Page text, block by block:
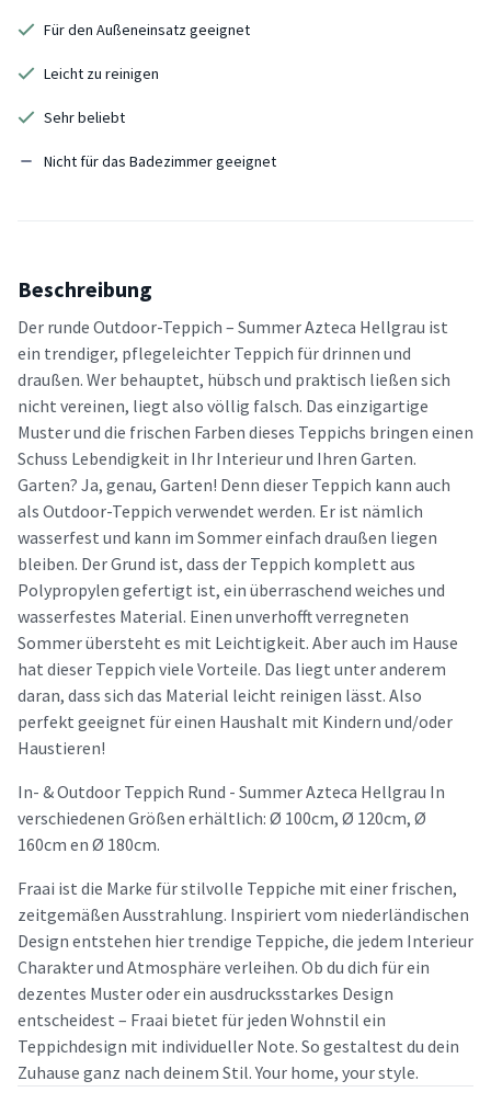
Für den Außeneinsatz geeignet
Leicht zu reinigen
Sehr beliebt
Nicht für das Badezimmer geeignet
Beschreibung
Der runde Outdoor-Teppich – Summer Azteca Hellgrau ist
ein trendiger, pflegeleichter Teppich für drinnen und
draußen. Wer behauptet, hübsch und praktisch ließen sich
nicht vereinen, liegt also völlig falsch. Das einzigartige
Muster und die frischen Farben dieses Teppichs bringen einen
Schuss Lebendigkeit in Ihr Interieur und Ihren Garten.
Garten? Ja, genau, Garten! Denn dieser Teppich kann auch
als Outdoor-Teppich verwendet werden. Er ist nämlich
wasserfest und kann im Sommer einfach draußen liegen
bleiben. Der Grund ist, dass der Teppich komplett aus
Polypropylen gefertigt ist, ein überraschend weiches und
wasserfestes Material. Einen unverhofft verregneten
Sommer übersteht es mit Leichtigkeit. Aber auch im Hause
hat dieser Teppich viele Vorteile. Das liegt unter anderem
daran, dass sich das Material leicht reinigen lässt. Also
perfekt geeignet für einen Haushalt mit Kindern und/oder
Haustieren!
In- & Outdoor Teppich Rund - Summer Azteca Hellgrau In
verschiedenen Größen erhältlich: Ø 100cm, Ø 120cm, Ø
160cm en Ø 180cm.
Fraai ist die Marke für stilvolle Teppiche mit einer frischen,
zeitgemäßen Ausstrahlung. Inspiriert vom niederländischen
Design entstehen hier trendige Teppiche, die jedem Interieur
Charakter und Atmosphäre verleihen. Ob du dich für ein
dezentes Muster oder ein ausdrucksstarkes Design
entscheidest – Fraai bietet für jeden Wohnstil ein
Teppichdesign mit individueller Note. So gestaltest du dein
Zuhause ganz nach deinem Stil. Your home, your style.